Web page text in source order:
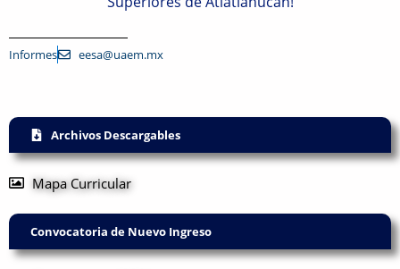
Informes eesa@uaem.mx
Archivos Descargables
Mapa Curricular
Convocatoria de Nuevo Ingreso